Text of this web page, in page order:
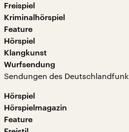
Freispiel
Kriminalhörspiel
Feature
Hörspiel
Klangkunst
Wurfsendung
Sendungen des Deutschlandfunk
Hörspiel
Hörspielmagazin
Feature